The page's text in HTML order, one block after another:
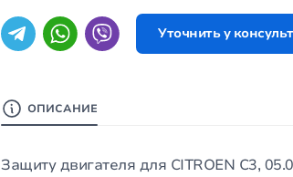
Уточнить у
ОПИСАНИЕ
Защиту двигателя для CITROEN C3,